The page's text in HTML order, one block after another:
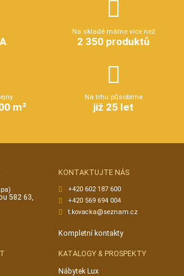
Na skladě máme více než
2 350 produktů
m²
Na trhu působíme
již 25 let
582 63,
KONTAKTUJTE NÁS
+420 602 187 600
+420 569 694 004
t.kovacka@seznam.cz
Kompletní kontakty
KATALOGY & PROSPEKTY
Nábytek Lux